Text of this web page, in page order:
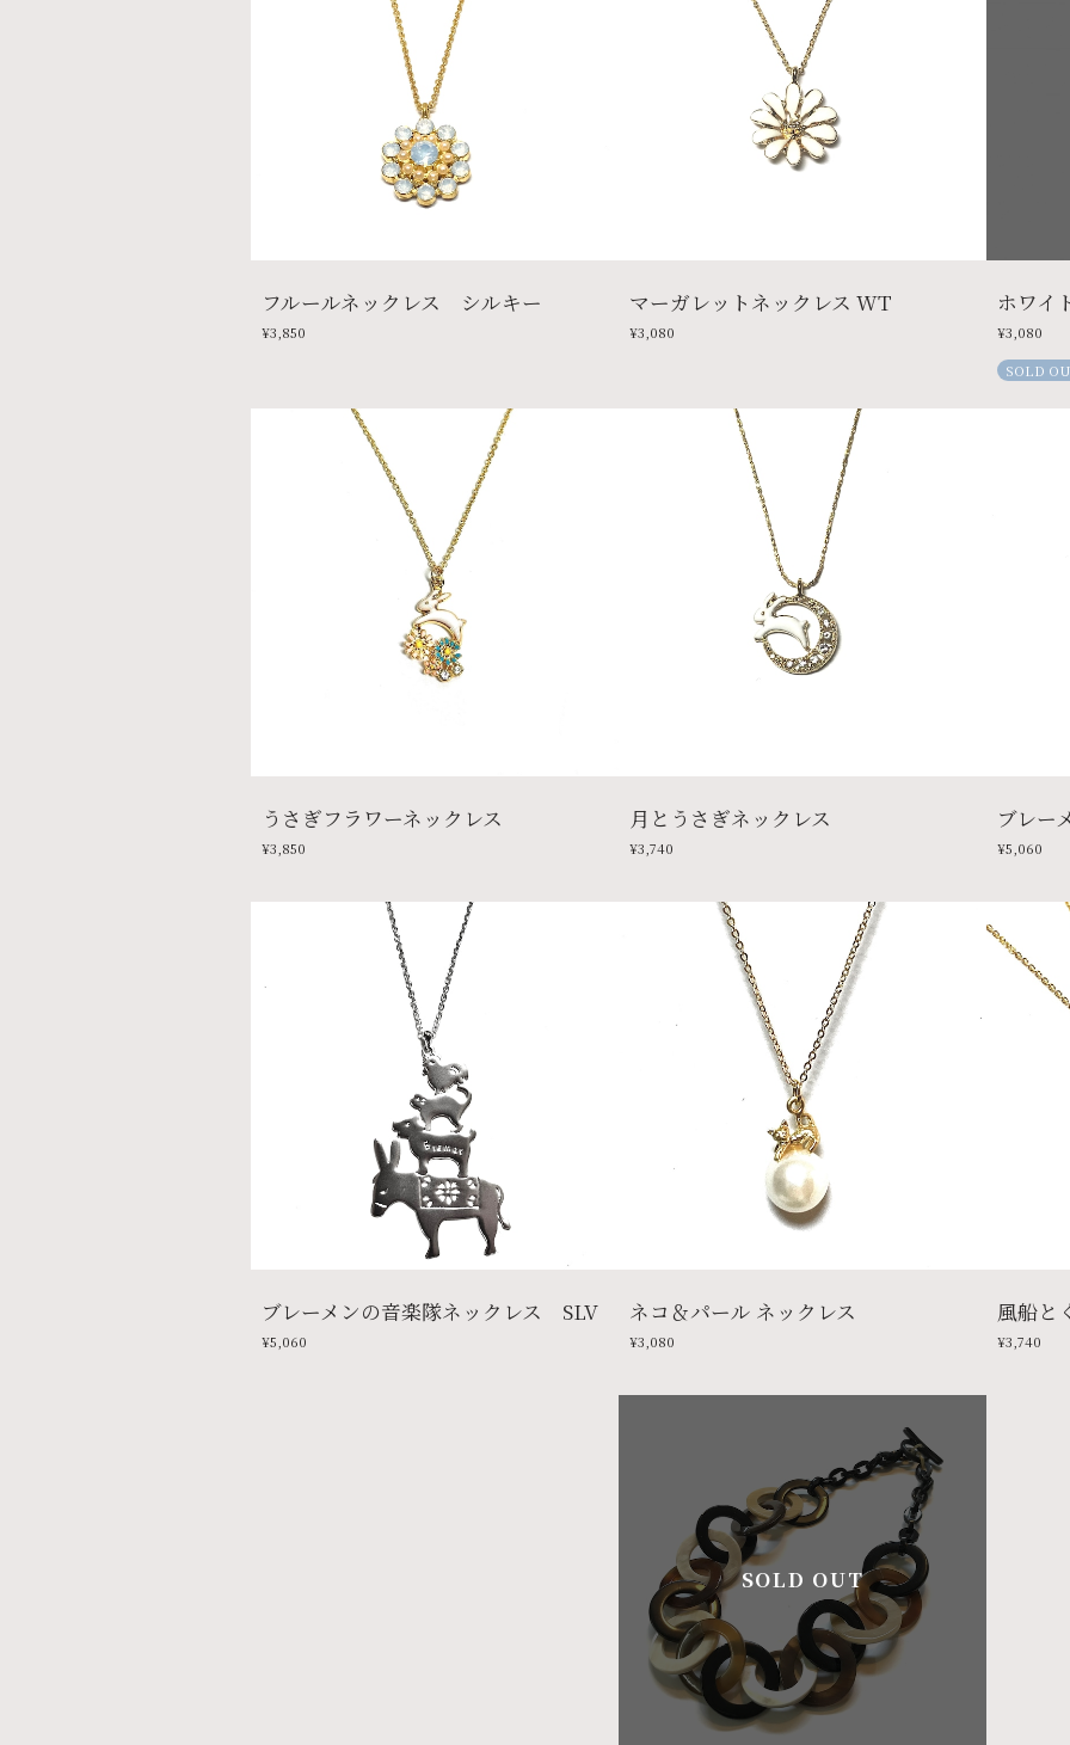
フルールネックレス シルキー
¥3,850
マーガレットネックレス WT
¥3,080
ホワイ
¥3,080
SOLD
うさぎフラワーネックレス
¥3,850
月とうさぎネックレス
¥3,740
ブレー
¥5,060
ブレーメンの音楽隊ネックレス SLV
¥5,060
ネコ＆パール ネックレス
¥3,080
風船と
¥3,740
SOLD OUT